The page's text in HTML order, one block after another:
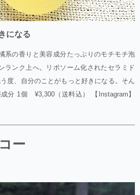
になる
系の香りと美容成分たっぷりのモチモチ泡
ランク上へ。リポソーム化されたセラミド
度、自分のことがもっと好きになる。そん
分 1個 ¥3,300（送料込） 【Instagram】
ー